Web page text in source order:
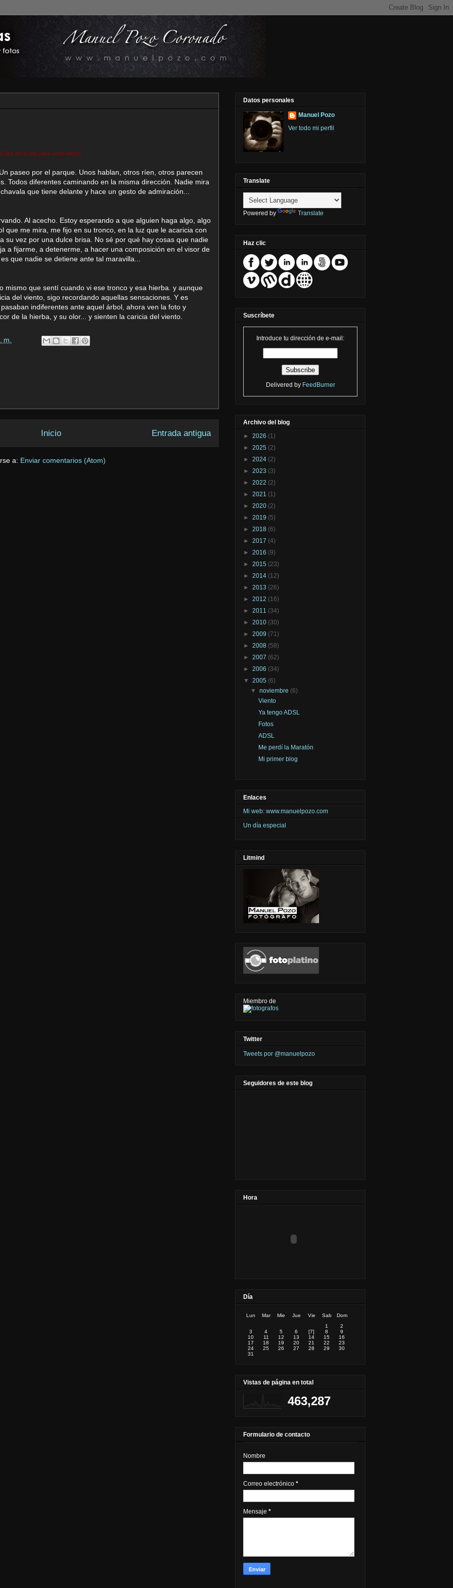
(Click en la foto para verla mejor)
paseo por el parque. Unos hablan, otros ríen, otros parecen
Todos diferentes caminando en la misma dirección. Nadie mira
que tiene delante y hace un gesto de admiración...
Al acecho. Estoy esperando a que alguien haga algo, algo
que me mira, me fijo en su tronco, en la luz que le acaricia con
su vez por una dulce brisa. No sé por qué hay cosas que nadie
a fijarme, a detenerme, a hacer una composición en el visor de
que nadie se detiene ante tal maravilla...
mismo que sentí cuando vi ese tronco y esa hierba. y aunque
del viento, sigo recordando aquellas sensaciones. Y es
indiferentes ante aquel árbol, ahora ven la foto y
de la hierba, y su olor... y sienten la caricia del viento.
m.
Entrada antigua
Inicio
a: Enviar comentarios (Atom)
Datos personales
Manuel Pozo
Ver todo mi perfil
Translate
Powered by Translate
Haz clic
Suscríbete
Introduce tu dirección de e-mail:
Delivered by FeedBurner
Archivo del blog
► 2026 (1)
► 2025 (2)
► 2024 (2)
► 2023 (3)
► 2022 (2)
► 2021 (1)
► 2020 (2)
► 2019 (5)
► 2018 (6)
► 2017 (4)
► 2016 (9)
► 2015 (23)
► 2014 (12)
► 2013 (26)
► 2012 (16)
► 2011 (34)
► 2010 (30)
► 2009 (71)
► 2008 (58)
► 2007 (62)
► 2006 (34)
▼ 2005 (6)
▼noviembre (6)
Viento
Ya tengo ADSL
Fotos
ADSL
Me perdí la Maratón
Mi primer blog
Enlaces
Mi web: www.manuelpozo.com
Un día especial
Litmind
Miembro de
Twitter
Tweets por @manuelpozo
Seguidores de este blog
Hora
Día
Lun Mar Mie Jue Vie Sab
Dom
1
2
3
4 5 6 [7] 8
9
10
11 12 13 14 15
16
17
18 19 20 21 22
23
24
25 26 27 28 29
30
31
Vistas de página en total
463,287
Formulario de contacto
Nombre
Correo electrónico *
Mensaje *